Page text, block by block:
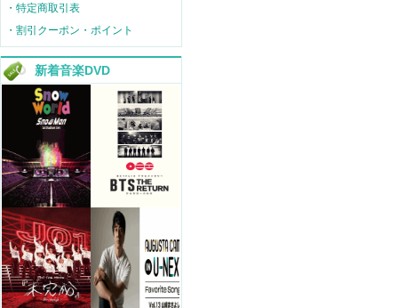
・特定商取引表
・割引クーポン・ポイント
新着音楽DVD